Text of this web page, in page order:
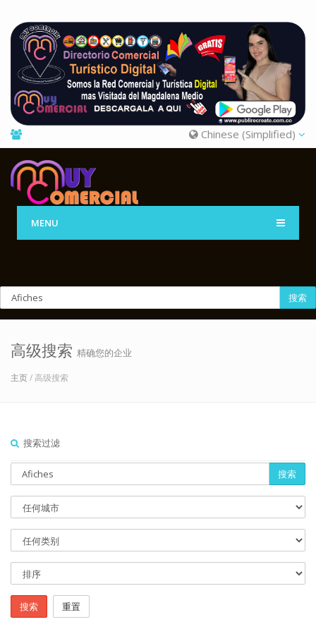
Chinese (Simplified)
MENU
搜索
高级搜索 精确您的企业
主页/ 高级搜索
搜索过滤
搜索
搜索 重置